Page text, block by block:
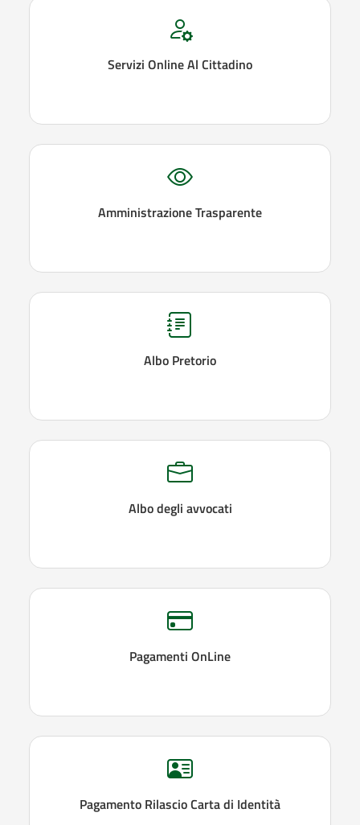
Servizi Online Al Cittadino
Amministrazione Trasparente
Albo Pretorio
Albo degli avvocati
Pagamenti OnLine
Pagamento Rilascio Carta di Identità